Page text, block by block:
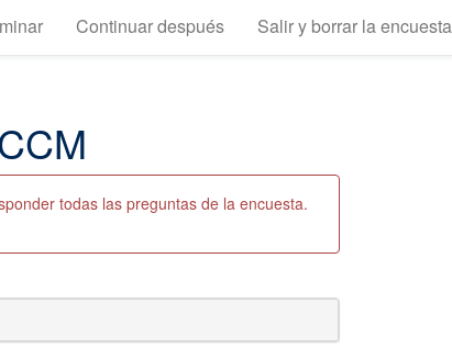
Continuar después Salir y borrar la encuesta
todas las preguntas de la encuesta.